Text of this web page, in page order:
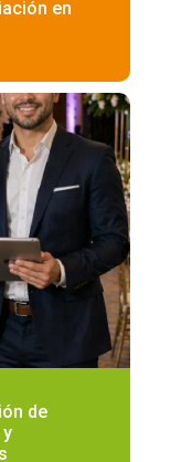
en
de